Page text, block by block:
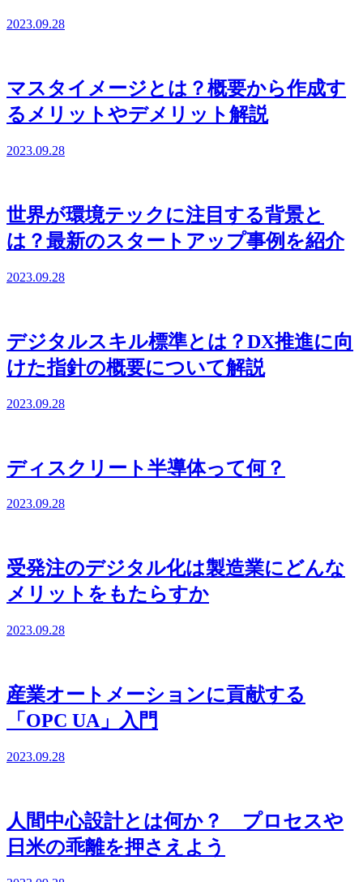
2023.09.28
マスタイメージとは？概要から作成す
るメリットやデメリット解説
2023.09.28
世界が環境テックに注目する背景と
は？最新のスタートアップ事例を紹介
2023.09.28
デジタルスキル標準とは？DX推進に向
けた指針の概要について解説
2023.09.28
ディスクリート半導体って何？
2023.09.28
受発注のデジタル化は製造業にどんな
メリットをもたらすか
2023.09.28
産業オートメーションに貢献する
「OPC UA」入門
2023.09.28
人間中心設計とは何か？ プロセスや
日米の乖離を押さえよう